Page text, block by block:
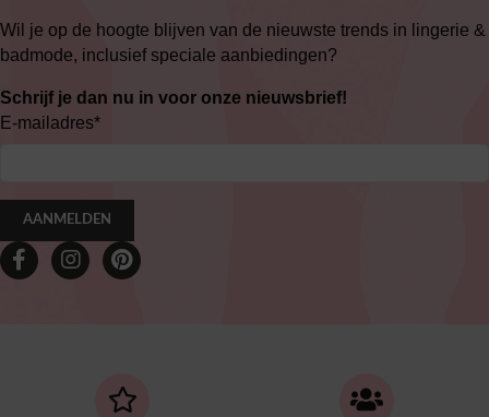
Wil je op de hoogte blijven van de nieuwste trends in lingerie &
badmode, inclusief speciale aanbiedingen?
Schrijf je dan nu in voor onze nieuwsbrief!
E-mailadres*
AANMELDEN